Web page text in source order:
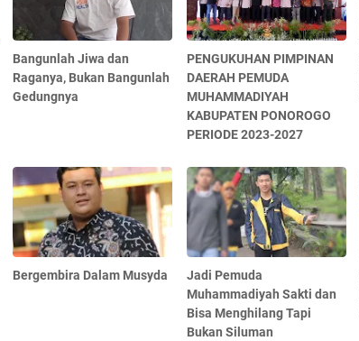
Bangunlah Jiwa dan
Raganya, Bukan Bangunlah
Gedungnya
PENGUKUHAN PIMPINAN
DAERAH PEMUDA
MUHAMMADIYAH
KABUPATEN PONOROGO
PERIODE 2023-2027
Bergembira Dalam Musyda
Jadi Pemuda
Muhammadiyah Sakti dan
Bisa Menghilang Tapi
Bukan Siluman